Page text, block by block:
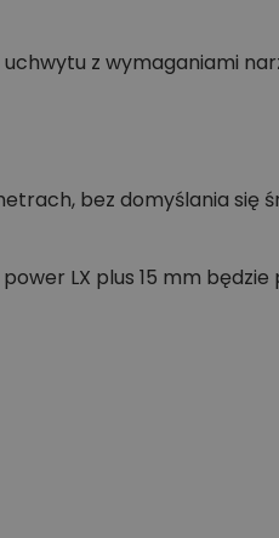
z wymaganiami
bez domyślania się
LX plus 15 mm